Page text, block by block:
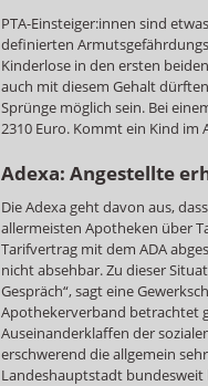
PTA-Einsteiger:innen sind
definierten
Kinderlose in den ersten
auch mit diesem Gehalt
Sprünge möglich sein. Bei
2310 Euro. Kommt ein Kind im
Adexa: Angestellte
Die Adexa geht davon aus,
allermeisten Apotheken über
Tarifvertrag mit dem ADA
nicht absehbar. Zu dieser
Gespräch“, sagt eine
Apothekerverband betrachtet
Auseinanderklaffen der
erschwerend die allgemein
Landeshauptstadt bundesweit